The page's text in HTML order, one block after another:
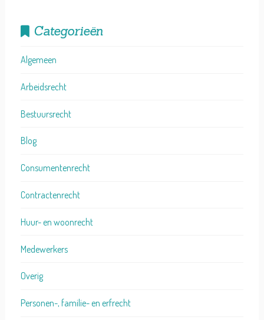
Categorieën
Algemeen
Arbeidsrecht
Bestuursrecht
Blog
Consumentenrecht
Contractenrecht
Huur- en woonrecht
Medewerkers
Overig
Personen-, familie- en erfrecht